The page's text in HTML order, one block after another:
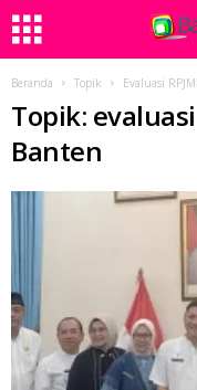
Beranda Topik Evaluasi
Topik:
Banten